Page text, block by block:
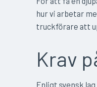
hur vi arbetar
truckförare att
Krav
Enligt svensk